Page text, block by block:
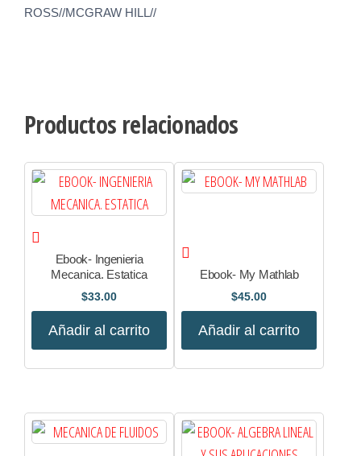
ROSS//MCGRAW HILL//
Productos relacionados
Ebook- Ingenieria
Mecanica. Estatica
$33.00
Añadir al carrito
Ebook- My Mathlab
$45.00
Añadir al carrito